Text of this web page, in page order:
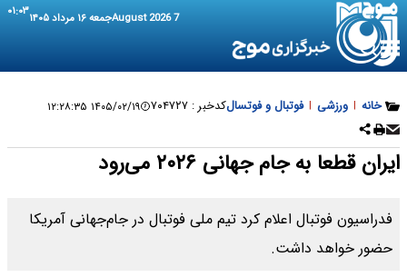
7 August 2026 جمعه ۱۶ مرداد ۱۴۰۵ ۰۱:۰۳
خانه | ورزشی | فوتبال و فوتسالکدخبر : ۷۰۴۷۲۷ ۱۴۰۵/۰۲/۱۹ ۱۲:۲۸:۳۵
ایران قطعا به جام جهانی ۲۰۲۶ می‌رود
فدراسیون فوتبال اعلام کرد تیم ملی فوتبال در جام‌جهانی آمریکا
حضور خواهد داشت.